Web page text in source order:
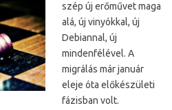
szép új erőművet maga
alá, új vinyókkal, új
Debiannal, új
mindenfélével. A
migrálás már január
eleje óta előkészületi
fázisban volt.